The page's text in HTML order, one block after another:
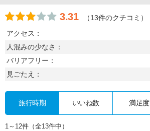
3.31
（13件のクチコミ）
アクセス：
人混みの少なさ：
バリアフリー：
見ごたえ：
旅行時期 いいね数 満足度
1～12件（全13件中）